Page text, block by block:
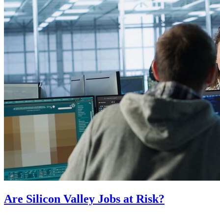
Are Silicon Valley Jobs at Risk?